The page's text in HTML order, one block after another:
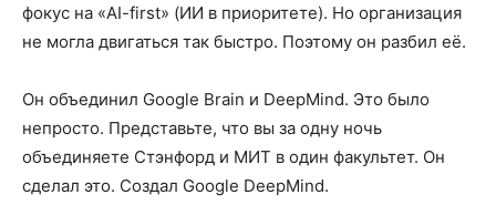
фокус на «AI-first» (ИИ в приоритете). Но организация
не могла двигаться так быстро. Поэтому он разбил её.
Он объединил Google Brain и DeepMind. Это было
непросто. Представьте, что вы за одну ночь
объединяете Стэнфорд и МИТ в один факультет. Он
сделал это. Создал Google DeepMind.